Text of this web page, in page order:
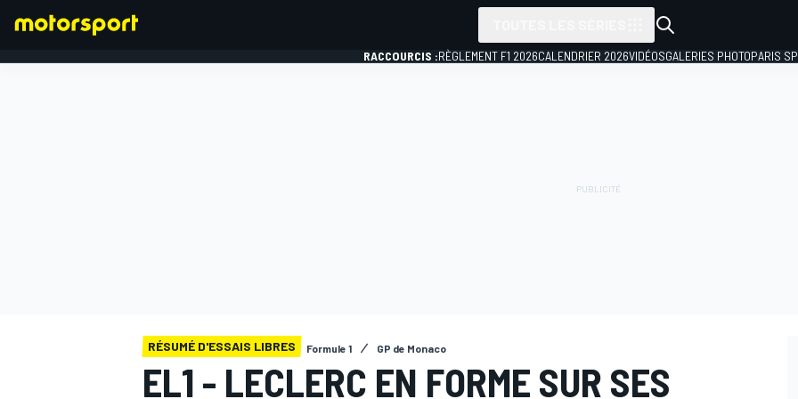
RACCOURCIS :RÈGLEMENT F1 2026CALENDRIER 2026VIDÉOSGALERIES PHOTOPARIS
RÉSUMÉ D'ESSAIS LIBRES Formule 1 GP de Monaco
EL1 - LECLERC EN FORME SUR SES